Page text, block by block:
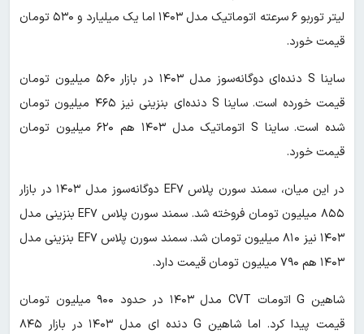
لیتر توربو ۶ سرعته اتوماتیک مدل ۱۴۰۳ اما یک میلیارد و ۵۳۰ تومان
قیمت خورد.
ساینا S دنده‌ای دوگانه‌سوز مدل ۱۴۰۳ در بازار ۵۶۰ میلیون تومان
قیمت خورده است. ساینا S دنده‌ای بنزینی نیز ۴۶۵ میلیون تومان
شده است. ساینا S اتوماتیک مدل ۱۴۰۳ هم ۶۲۰ میلیون تومان
قیمت خورد.
در این میان، سمند سورن پلاس EF۷ دوگانه‌سوز مدل ۱۴۰۳ در بازار
۸۵۵ میلیون تومان فروخته شد. سمند سورن پلاس EF۷ بنزینی مدل
۱۴۰۳ نیز ۸۱۰ میلیون تومان شد. سمند سورن پلاس EF۷ بنزینی مدل
۱۴۰۳ هم ۷۹۰ میلیون تومان قیمت دارد.
شاهین G اتومات CVT مدل ۱۴۰۳ در حدود ۹۰۰ میلیون تومان
قیمت پیدا کرد. اما شاهین G دنده ای مدل ۱۴۰۳ در بازار ۸۴۵